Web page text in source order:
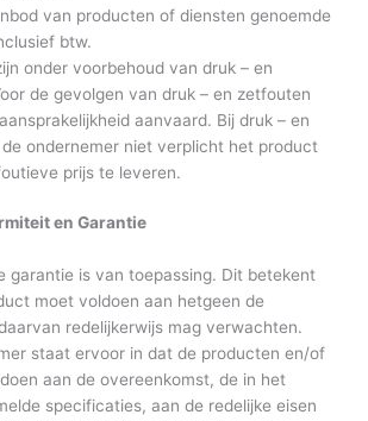
van producten of diensten genoemde
btw.
onder voorbehoud van druk – en
de gevolgen van druk – en zetfouten
aanvaard. Bij druk – en
ondernemer niet verplicht het product
prijs te leveren.
en Garantie
garantie is van toepassing. Dit betekent
moet voldoen aan hetgeen de
redelijkerwijs mag verwachten.
staat ervoor in dat de producten en/of
aan de overeenkomst, de in het
specificaties, aan de redelijke eisen